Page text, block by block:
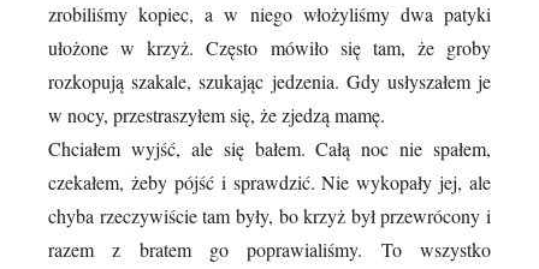
zrobiliśmy kopiec, a w niego włożyliśmy dwa patyki
ułożone w krzyż. Często mówiło się tam, że groby
rozkopują szakale, szukając jedzenia. Gdy usłyszałem je
w nocy, przestraszyłem się, że zjedzą mamę.
Chciałem wyjść, ale się bałem. Całą noc nie spałem,
czekałem, żeby pójść i sprawdzić. Nie wykopały jej, ale
chyba rzeczywiście tam były, bo krzyż był przewrócony i
razem z bratem go poprawialiśmy. To wszystko